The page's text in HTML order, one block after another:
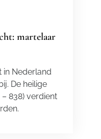
martelaar
in Nederland
De heilige
838) verdient